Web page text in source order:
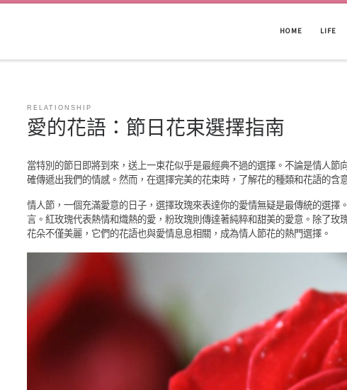
HOME LIFE
RELATIONSHIP
愛的花語：節日花束選擇指南
當特別的節日即將到來，送上一束花似乎是最經典不過的選擇。不論是情人
確傳遞出我們的情感。然而，在選擇完美的花束時，了解花的種類和花語的含
情人節，一個充滿愛意的日子，選擇玫瑰來表達你的愛情無疑是最傳統的選
言。紅玫瑰代表熱情和熾熱的愛，粉玫瑰則傳達著純粹和甜美的愛意。除了
花朵不僅美麗，它們的花語也與愛情息息相關，成為情人節花的熱門選擇。